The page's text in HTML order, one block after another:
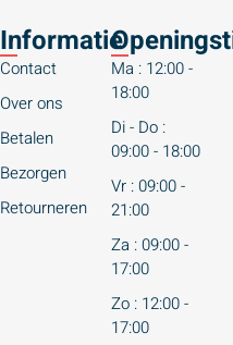
Informatie
Contact
Over ons
Betalen
Bezorgen
Retourneren
Ma : 12:00 -
18:00
Di - Do :
09:00 - 18:00
Vr : 09:00 -
21:00
Za : 09:00 -
17:00
Zo : 12:00 -
17:00